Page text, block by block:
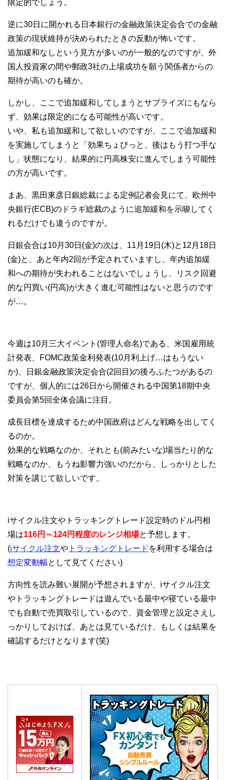
限定的でしょう。
逆に30日に開かれる日本銀行の金融政策決定会合での金融
政策の現状維持が決められたときの反動が怖いです。
追加緩和なしという見方が多いのが一般的なのですが、外
国人投資家の間や郵政3社の上場成功を願う関係者からの
期待が高いのも確か。
しかし、ここで追加緩和してしまうとサプライズにもなら
ず、効果は限定的になる可能性が高いです。
いや、私も追加緩和して欲しいのですが、ここで追加緩和
を実施してしまうと「効果ちょびっと、後はもう打つ手な
し」状態になり、結果的に円高株安に進んでしまう可能性
の方が高いです。
まあ、黒田東彦日銀総裁による定例記者会見にて、欧州中
央銀行(ECB)のドラギ総裁のように追加緩和を示唆してく
れるだけでも違うのですが。
日銀会合は10月30日(金)の次は、11月19日(木)と12月18日
(金)と、あと年内2回が予定されていますし、年内追加緩
和への期待が失われることはないでしょうし、リスク回避
的な円買い(円高)が大きく進む可能性はないと思うのです
が…。
今週は10月三大イベント(管理人命名)である、米国雇用統
計発表、FOMC政策金利発表(10月利上げ…はもうない
か)、日銀金融政策決定会合(2回目)の後ろふたつがあるの
ですが、個人的には26日から開催される中国第18期中央
委員会第5回全体会議に注目。
成長目標を達成するため中国政府はどんな戦略を出してく
るのか。
効果的な戦略なのか、それとも(前みたいな)場当たり的な
戦略なのか、もうね影響力強いのだから、しっかりとした
対策を講じて欲しいです。
iサイクル注文やトラッキングトレード設定時のドル円相
場は116円～124円程度のレンジ相場と予想します。
(iサイクル注文や トラッキングトレード を利用する場合は
想定変動幅として見てください)
方向性を読み難い展開が予想されますが、iサイクル注文
やトラッキングトレードは遊んでいる最中や寝ている最中
でも自動で売買取引しているので、資金管理と設定さえし
っかりしておけば、あとは見ているだけ、もしくは結果を
確認するだけとなります(笑)